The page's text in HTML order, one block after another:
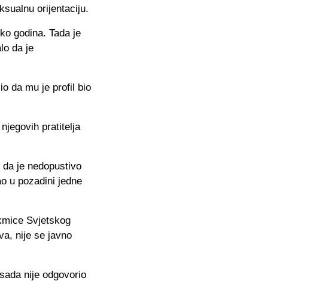
orijentaciju.
godina. Tada je
da je
da mu je profil bio
pratitelja
je nedopustivo
u pozadini jedne
Svjetskog
nije se javno
nije odgovorio